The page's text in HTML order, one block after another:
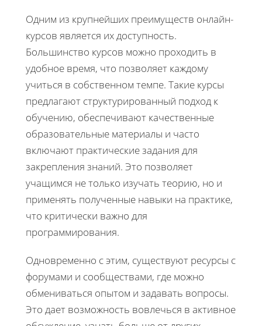
Одним из крупнейших преимуществ онлайн-
курсов является их доступность.
Большинство курсов можно проходить в
удобное время, что позволяет каждому
учиться в собственном темпе. Такие курсы
предлагают структурированный подход к
обучению, обеспечивают качественные
образовательные материалы и часто
включают практические задания для
закрепления знаний. Это позволяет
учащимся не только изучать теорию, но и
применять полученные навыки на практике,
что критически важно для
программирования.
Одновременно с этим, существуют ресурсы с
форумами и сообществами, где можно
обмениваться опытом и задавать вопросы.
Это дает возможность вовлечься в активное